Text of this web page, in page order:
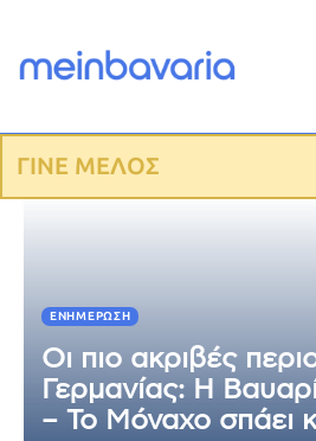
ΓΙΝΕ ΜΕΛΟΣ
ΕΝΗΜΈΡΩΣΗ
Οι πιο ακριβές
Γερμανίας: Η
– Το Μόναχο σπάει